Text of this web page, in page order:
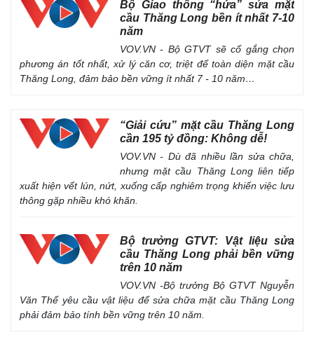
Bộ Giao thông “hứa” sửa mặt
cầu Thăng Long bền ít nhất 7-10
năm
VOV.VN - Bộ GTVT sẽ cố gắng chọn
phương án tốt nhất, xử lý căn cơ, triệt để toàn diện mặt cầu
Thăng Long, đảm bảo bền vững ít nhất 7 - 10 năm…
“Giải cứu” mặt cầu Thăng Long
cần 195 tỷ đồng: Không dễ!
VOV.VN - Dù đã nhiều lần sửa chữa,
nhưng mặt cầu Thăng Long liên tiếp
xuất hiện vết lún, nứt, xuống cấp nghiêm trọng khiến việc lưu
thông gặp nhiều khó khăn.
Bộ trưởng GTVT: Vật liệu sửa
cầu Thăng Long phải bền vững
trên 10 năm
VOV.VN -Bộ trưởng Bộ GTVT Nguyễn
Văn Thể yêu cầu vật liệu để sửa chữa mặt cầu Thăng Long
phải đảm bảo tính bền vững trên 10 năm.